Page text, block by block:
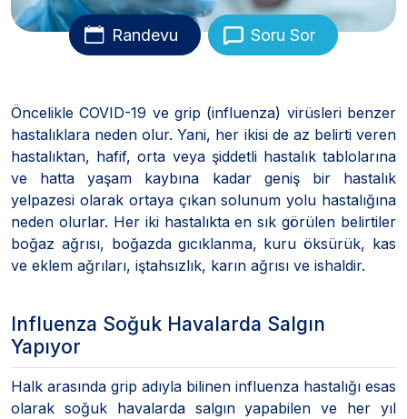
Randevu Soru Sor
Öncelikle COVID-19 ve grip (influenza) virüsleri benzer
hastalıklara neden olur. Yani, her ikisi de az belirti veren
hastalıktan, hafif, orta veya şiddetli hastalık tablolarına
ve hatta yaşam kaybına kadar geniş bir hastalık
yelpazesi olarak ortaya çıkan solunum yolu hastalığına
neden olurlar. Her iki hastalıkta en sık görülen belirtiler
boğaz ağrısı, boğazda gıcıklanma, kuru öksürük, kas
ve eklem ağrıları, iştahsızlık, karın ağrısı ve ishaldir.
Influenza Soğuk Havalarda Salgın
Yapıyor
Halk arasında grip adıyla bilinen influenza hastalığı esas
olarak soğuk havalarda salgın yapabilen ve her yıl